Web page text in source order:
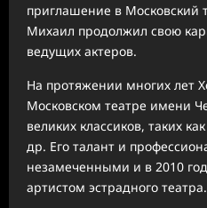
приглашение в Московский
Михаил продолжил свою
ведущих актеров.
На протяжении многих лет
Московском театре имени
великих классиков, таких
др. Его талант и
незамеченными и в 2010
артистом эстрадного театра.